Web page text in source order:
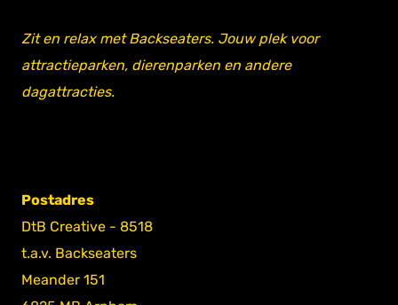
Zit en relax met Backseaters. Jouw plek voor
attractieparken, dierenparken en andere
dagattracties.
Postadres
DtB Creative - 8518
t.a.v. Backseaters
Meander 151